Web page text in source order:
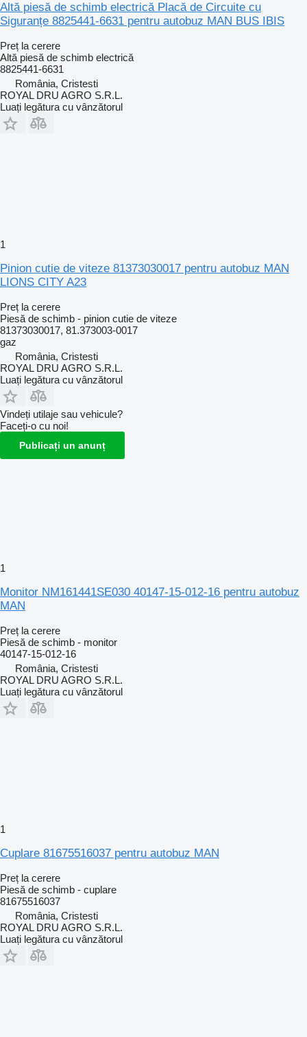
Altă piesă de schimb electrică Placă de Circuite cu
Siguranțe 8825441-6631 pentru autobuz MAN BUS IBIS
Preț la cerere
Altă piesă de schimb electrică
8825441-6631
România, Cristesti
ROYAL DRU AGRO S.R.L.
Luați legătura cu vânzătorul
1
Pinion cutie de viteze 81373030017 pentru autobuz MAN
LIONS CITY A23
Preț la cerere
Piesă de schimb - pinion cutie de viteze
81373030017, 81.373003-0017
gaz
România, Cristesti
ROYAL DRU AGRO S.R.L.
Luați legătura cu vânzătorul
Vindeți utilaje sau vehicule?
Faceți-o cu noi!
Publicați un anunț
1
Monitor NM161441SE030 40147-15-012-16 pentru autobuz
MAN
Preț la cerere
Piesă de schimb - monitor
40147-15-012-16
România, Cristesti
ROYAL DRU AGRO S.R.L.
Luați legătura cu vânzătorul
1
Cuplare 81675516037 pentru autobuz MAN
Preț la cerere
Piesă de schimb - cuplare
81675516037
România, Cristesti
ROYAL DRU AGRO S.R.L.
Luați legătura cu vânzătorul